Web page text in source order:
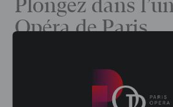
Plongez dans
Opéra de Paris